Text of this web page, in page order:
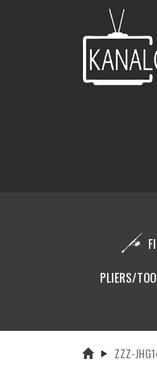
PLIERS/
ZZZ-